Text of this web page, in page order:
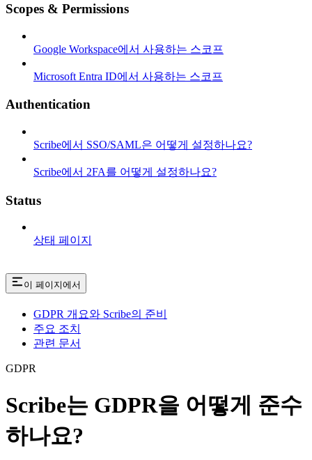
Scopes & Permissions
Google Workspace에서 사용하는 스코프
Microsoft Entra ID에서 사용하는 스코프
Authentication
Scribe에서 SSO/SAML은 어떻게 설정하나요?
Scribe에서 2FA를 어떻게 설정하나요?
Status
상태 페이지
이 페이지에서
GDPR 개요와 Scribe의 준비
주요 조치
관련 문서
GDPR
Scribe는 GDPR을 어떻게 준수
하나요?